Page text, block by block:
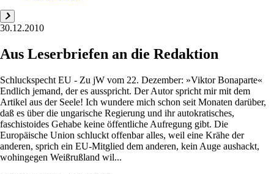
30.12.2010
Aus Leserbriefen an die Redaktion
Schluckspecht EU - Zu jW vom 22. Dezember: »Viktor Bonaparte«
Endlich jemand, der es ausspricht. Der Autor spricht mir mit dem
Artikel aus der Seele! Ich wundere mich schon seit Monaten darüber,
daß es über die ungarische Regierung und ihr autokratisches,
faschistoides Gehabe keine öffentliche Aufregung gibt. Die
Europäische Union schluckt offenbar alles, weil eine Krähe der
anderen, sprich ein EU-Mitglied dem anderen, kein Auge aushackt,
wohingegen Weißrußland wil...